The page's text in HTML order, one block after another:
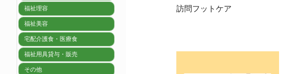
訪問フットケア
福祉理容
福祉美容
宅配介護食・医療食
福祉用具貸与・販売
その他